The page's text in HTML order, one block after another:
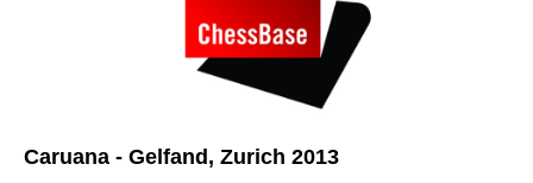
Caruana - Gelfand, Zurich 2013